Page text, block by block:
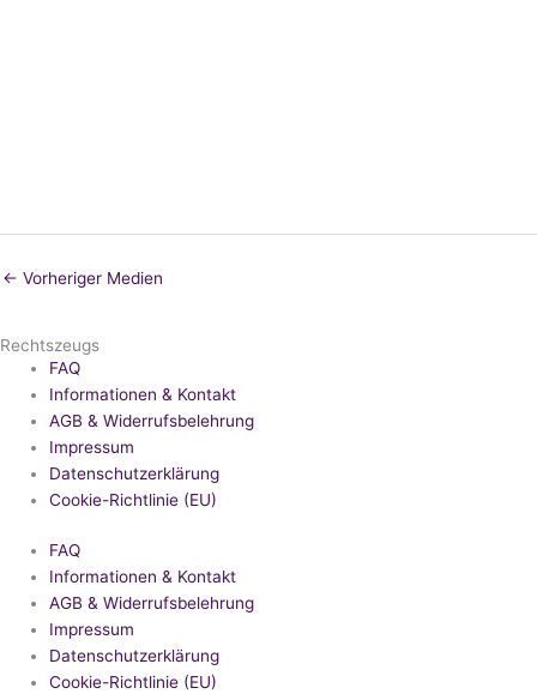
← Vorheriger Medien
Rechtszeugs
FAQ
Informationen & Kontakt
AGB & Widerrufsbelehrung
Impressum
Datenschutzerklärung
Cookie-Richtlinie (EU)
FAQ
Informationen & Kontakt
AGB & Widerrufsbelehrung
Impressum
Datenschutzerklärung
Cookie-Richtlinie (EU)